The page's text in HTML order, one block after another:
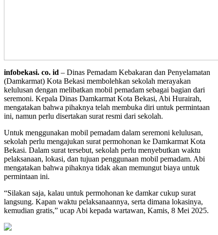
infobekasi. co. id – Dinas Pemadam Kebakaran dan Penyelamatan
(Damkarmat) Kota Bekasi membolehkan sekolah merayakan
kelulusan dengan melibatkan mobil pemadam sebagai bagian dari
seremoni. Kepala Dinas Damkarmat Kota Bekasi, Abi Hurairah,
mengatakan bahwa pihaknya telah membuka diri untuk permintaan
ini, namun perlu disertakan surat resmi dari sekolah.
Untuk menggunakan mobil pemadam dalam seremoni kelulusan,
sekolah perlu mengajukan surat permohonan ke Damkarmat Kota
Bekasi. Dalam surat tersebut, sekolah perlu menyebutkan waktu
pelaksanaan, lokasi, dan tujuan penggunaan mobil pemadam. Abi
mengatakan bahwa pihaknya tidak akan memungut biaya untuk
permintaan ini.
“Silakan saja, kalau untuk permohonan ke damkar cukup surat
langsung. Kapan waktu pelaksanaannya, serta dimana lokasinya,
kemudian gratis,” ucap Abi kepada wartawan, Kamis, 8 Mei 2025.